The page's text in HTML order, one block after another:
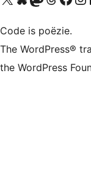
Code is poëzie.
The WordPress®
the WordPress